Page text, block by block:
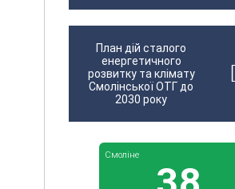
План дій сталого
енергетичного
розвитку та клімату
Смолінської ОТГ до
2030 року